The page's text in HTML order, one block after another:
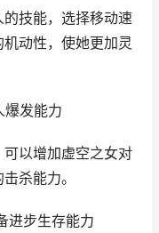
技能，选择移动速
动性，使她更加灵
爆发能力
以增加虚空之女对
杀能力。
进步生存能力